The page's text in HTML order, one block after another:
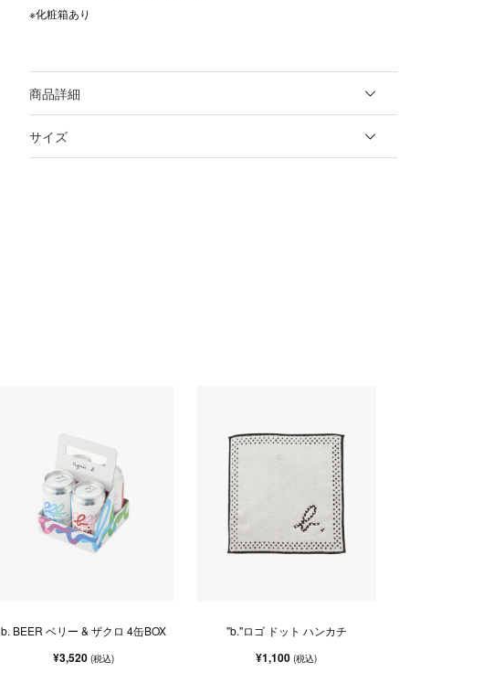
※化粧箱あり
商品詳細
サイズ
b. BEER ベリー & ザクロ 4缶BOX
¥3,520 (税込)
"b."ロゴ ドット ハンカチ
¥1,100(税込)